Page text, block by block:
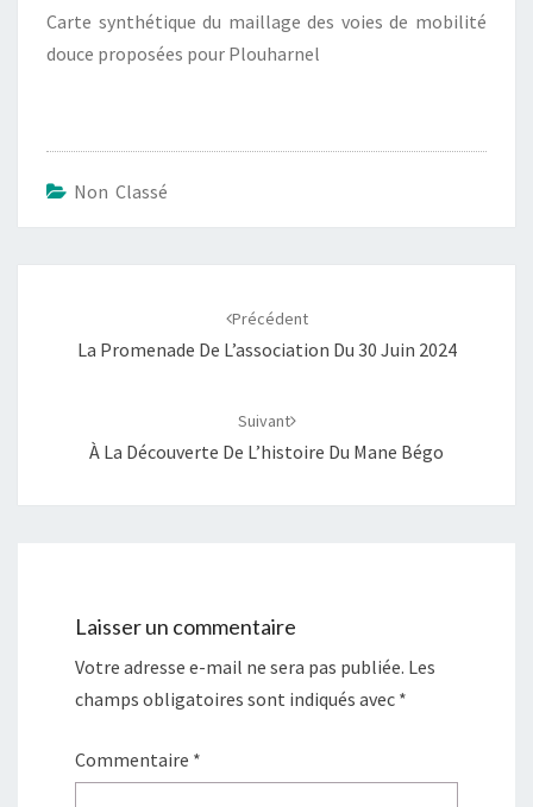
Carte synthétique du maillage des voies de mobilité
douce proposées pour Plouharnel
Non Classé
Précédent
La Promenade De L’association Du 30 Juin 2024
Suivant
À La Découverte De L’histoire Du Mane Bégo
Laisser un commentaire
Votre adresse e-mail ne sera pas publiée. Les
champs obligatoires sont indiqués avec *
Commentaire *